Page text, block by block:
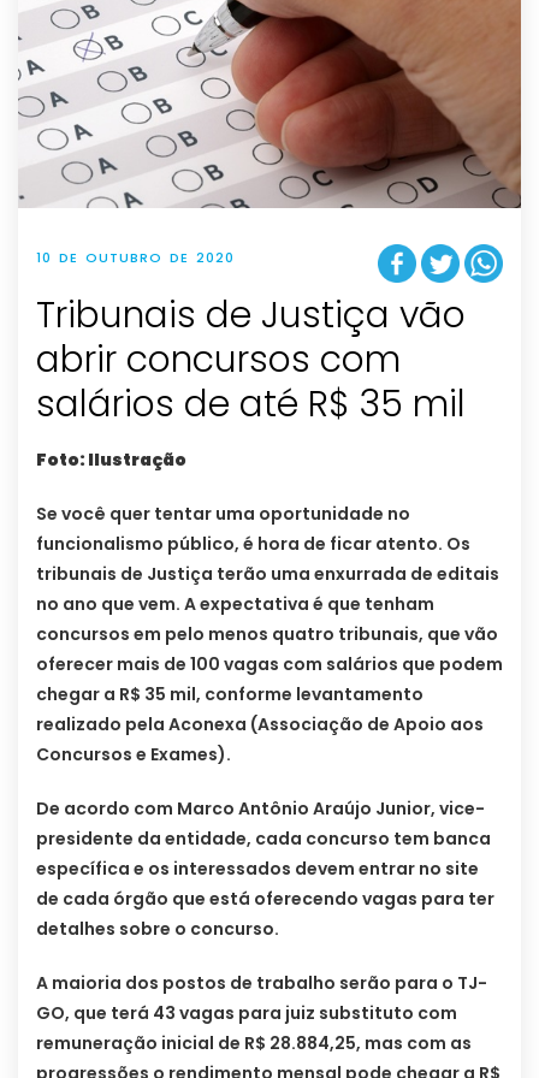
10 DE OUTUBRO DE 2020
Tribunais de Justiça vão
abrir concursos com
salários de até R$ 35 mil
Foto: Ilustração
Se você quer tentar uma oportunidade no
funcionalismo público, é hora de ficar atento. Os
tribunais de Justiça terão uma enxurrada de editais
no ano que vem. A expectativa é que tenham
concursos em pelo menos quatro tribunais, que vão
oferecer mais de 100 vagas com salários que podem
chegar a R$ 35 mil, conforme levantamento
realizado pela Aconexa (Associação de Apoio aos
Concursos e Exames).
De acordo com Marco Antônio Araújo Junior, vice-
presidente da entidade, cada concurso tem banca
específica e os interessados devem entrar no site
de cada órgão que está oferecendo vagas para ter
detalhes sobre o concurso.
A maioria dos postos de trabalho serão para o TJ-
GO, que terá 43 vagas para juiz substituto com
remuneração inicial de R$ 28.884,25, mas com as
progressões o rendimento mensal pode chegar a R$